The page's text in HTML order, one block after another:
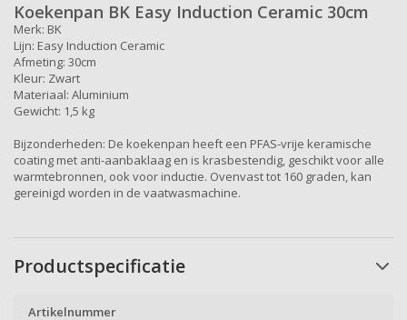
Koekenpan BK Easy Induction Ceramic 30cm
Merk: BK
Lijn: Easy Induction Ceramic
Afmeting: 30cm
Kleur: Zwart
Materiaal: Aluminium
Gewicht: 1,5 kg
Bijzonderheden: De koekenpan heeft een PFAS-vrije keramische
coating met anti-aanbaklaag en is krasbestendig, geschikt voor alle
warmtebronnen, ook voor inductie. Ovenvast tot 160 graden, kan
gereinigd worden in de vaatwasmachine.
Productspecificatie
Artikelnummer